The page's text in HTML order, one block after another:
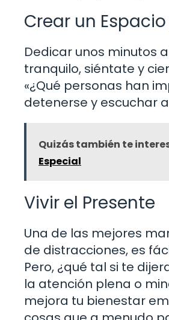
Crear un
Dedicar unos minutos
tranquilo, siéntate y
«¿Qué personas han
detenerse y escuchar
Quizás también te
Especial
Vivir el Presente
Una de las mejores
de distracciones, es
Pero, ¿qué tal si te
la atención plena o
mejora tu bienestar